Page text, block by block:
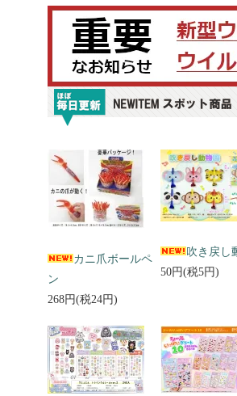
カニ爪ボールペ
ン
268円(税24円)
吹き戻し
50円(税5円)